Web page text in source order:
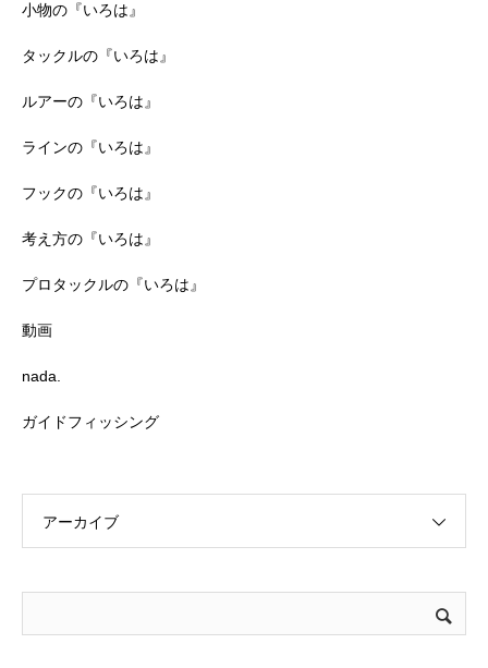
小物の『いろは』
タックルの『いろは』
ルアーの『いろは』
ラインの『いろは』
フックの『いろは』
考え方の『いろは』
プロタックルの『いろは』
動画
nada.
ガイドフィッシング
アーカイブ